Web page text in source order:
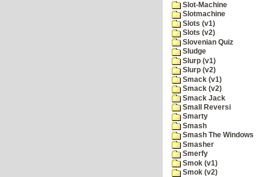
Slot-Machine
Slotmachine
Slots (v1)
Slots (v2)
Slovenian Quiz
Sludge
Slurp (v1)
Slurp (v2)
Smack (v1)
Smack (v2)
Smack Jack
Small Reversi
Smarty
Smash
Smash The Windows
Smasher
Smerfy
Smok (v1)
Smok (v2)